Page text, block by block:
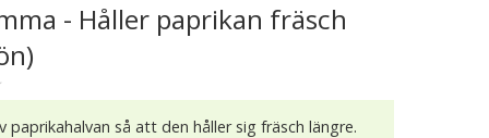
- Håller paprikan fräsch
paprikahalvan så att den håller sig fräsch längre.